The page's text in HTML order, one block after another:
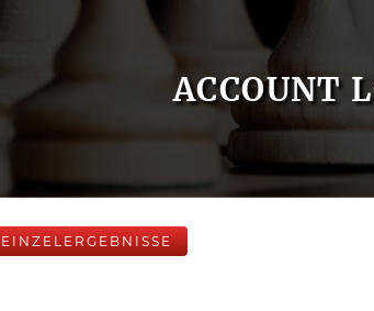
ACCOUNT
EINZELERGEBNISSE